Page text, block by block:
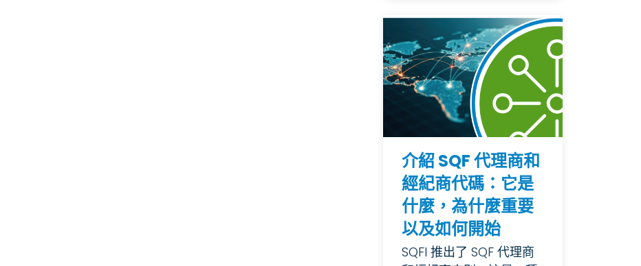
介紹 SQF 代理商和
經紀商代碼：它是
什麼，為什麼重要
以及如何開始
SQFI 推出了 SQF 代理商